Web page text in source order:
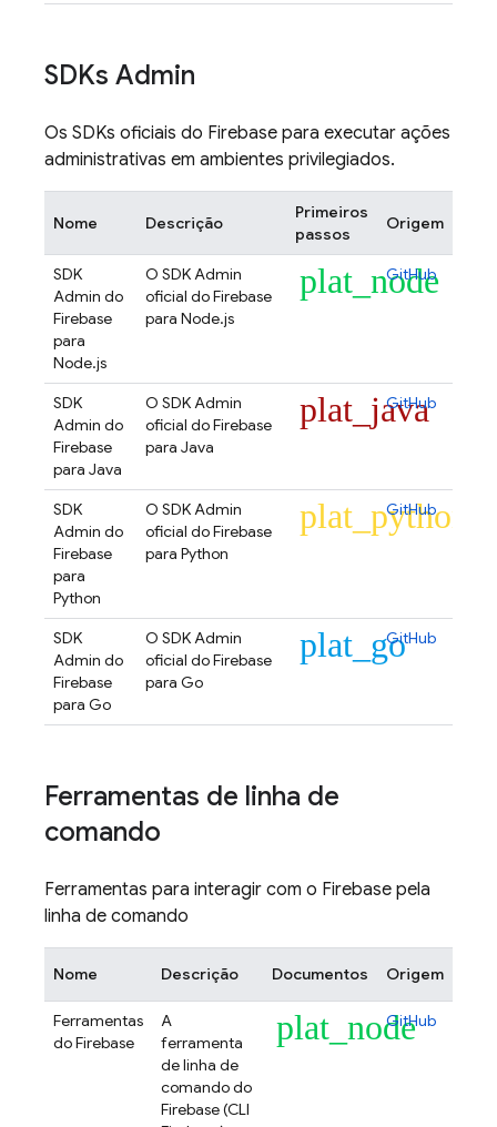
SDKs Admin
Os SDKs oficiais do Firebase para executar ações
administrativas em ambientes privilegiados.
Nome Descrição
Primeiros
passos
Origem
SDK
Admin do
Firebase
para
Node.js
O SDK Admin
oficial do Firebase
para Node.js
plat_node
GitHub
SDK
Admin do
Firebase
para Java
O SDK Admin
oficial do Firebase
para Java
plat_java
GitHub
SDK
Admin do
Firebase
para
Python
O SDK Admin
oficial do Firebase
para Python
plat_python
GitHub
SDK
Admin do
Firebase
para Go
O SDK Admin
oficial do Firebase
para Go
plat_goGitHub
Ferramentas de linha de
comando
Ferramentas para interagir com o Firebase pela
linha de comando
Nome Descrição Documentos Origem
Ferramentas
do Firebase
A
ferramenta
de linha de
comando do
Firebase (CLI
plat_node
GitHub